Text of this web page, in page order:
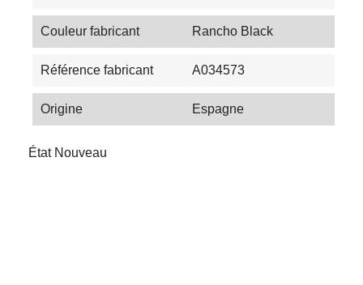
Couleur fabricant Rancho Black
Référence fabricant A034573
Origine Espagne
État Nouveau